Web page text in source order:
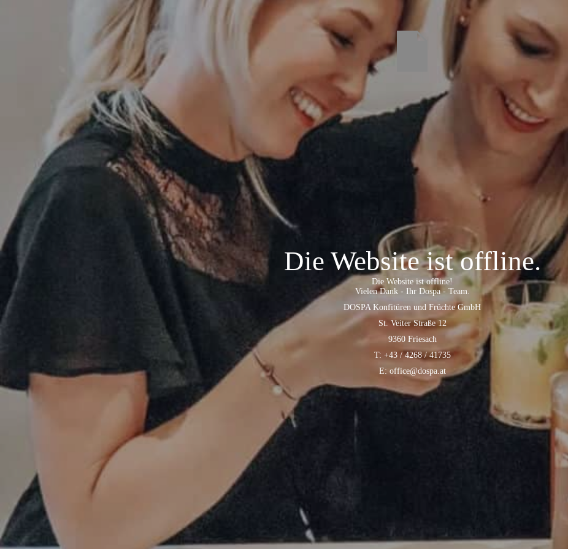
Die Website ist offline.
Die Website ist offline!
Vielen Dank - Ihr Dospa - Team.
DOSPA Konfitüren und Früchte GmbH
St. Veiter Straße 12
9360 Friesach
T: +43 / 4268 / 41735
E: office@dospa.at